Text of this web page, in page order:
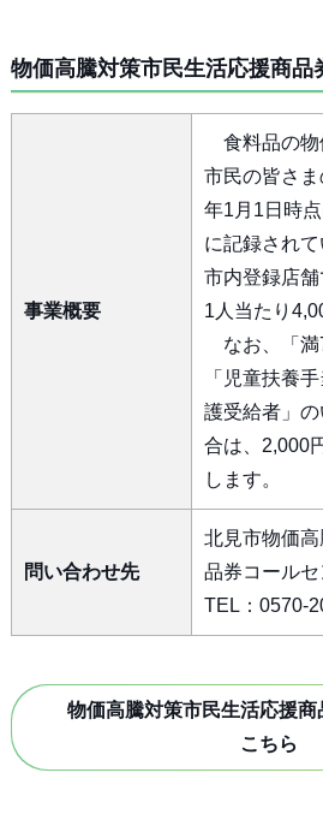
物価高騰対策市民生活応援商品
事業概要
食料品の物
市民の皆さ
年1月1日時
に記録されて
市内登録店
1人当たり
なお、「満
「児童扶養
護受給者」
合は、2,000
します。
問い合わせ先
北見市物価
品券コールセ
TEL：0570-
物価高騰対策市民生活応援商
こちら